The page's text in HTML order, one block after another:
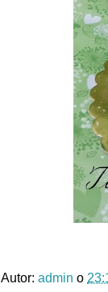
Autor: admin o